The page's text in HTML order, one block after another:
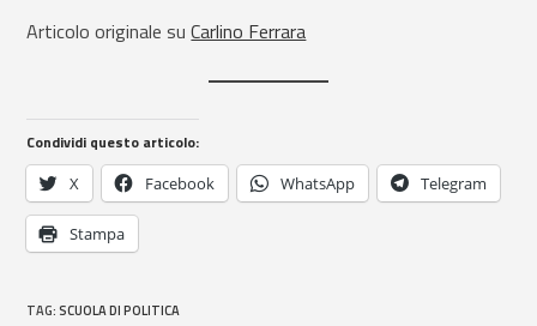
Articolo originale suCarlino Ferrara
Condividi questo articolo:
X Facebook WhatsApp Telegram
Stampa
TAG:SCUOLA DI POLITICA